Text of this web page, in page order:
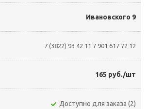
Ивановского 9
7 (3822) 93 42 11 7 901 617 72 12
165 руб./шт
Доступно для заказа (2)